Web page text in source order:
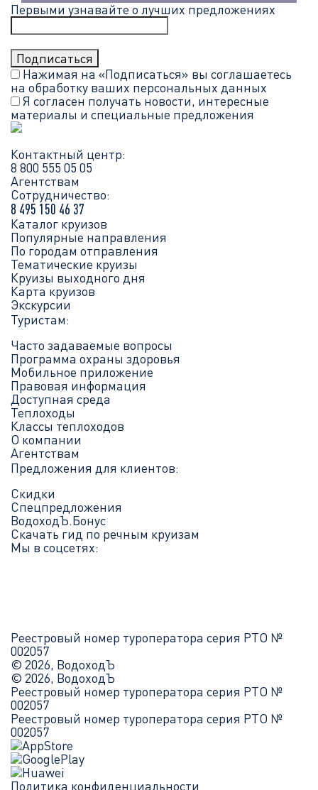
Первыми узнавайте о лучших предложениях
Нажимая на «Подписаться» вы соглашаетесь
на обработку ваших персональных данных
Я согласен получать новости, интересные
материалы и специальные предложения
Контактный центр:
8 800 555 05 05
Агентствам
Сотрудничество:
8 495 150 46 37
Каталог круизов
Популярные направления
По городам отправления
Тематические круизы
Круизы выходного дня
Карта круизов
Экскурсии
Туристам:
Часто задаваемые вопросы
Программа охраны здоровья
Мобильное приложение
Правовая информация
Доступная среда
Теплоходы
Классы теплоходов
О компании
Агентствам
Предложения для клиентов:
Скидки
Спецпредложения
ВодоходЪ.Бонус
Скачать гид по речным круизам
Мы в соцсетях:
Реестровый номер туроператора серия РТО №
002057
© 2026, ВодоходЪ
© 2026, ВодоходЪ
Реестровый номер туроператора серия РТО №
002057
Реестровый номер туроператора серия РТО №
002057
Политика конфиденциальности